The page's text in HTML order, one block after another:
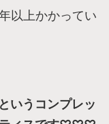
以上かかってい
いうコンプレッ